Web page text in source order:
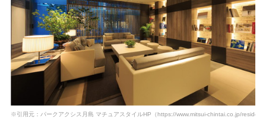
※引用元：パークアクシス月島 マチュアスタイルHP（https://www.mitsui-chintai.co.jp/